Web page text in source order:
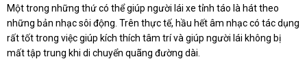
Một trong những thứ có thể giúp người lái xe tỉnh táo là hát theo
những bản nhạc sôi động. Trên thực tế, hầu hết âm nhạc có tác dụng
rất tốt trong việc giúp kích thích tâm trí và giúp người lái không bị
mất tập trung khi di chuyển quãng đường dài.